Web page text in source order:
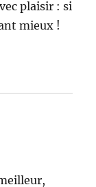
plaisir : si
mieux !